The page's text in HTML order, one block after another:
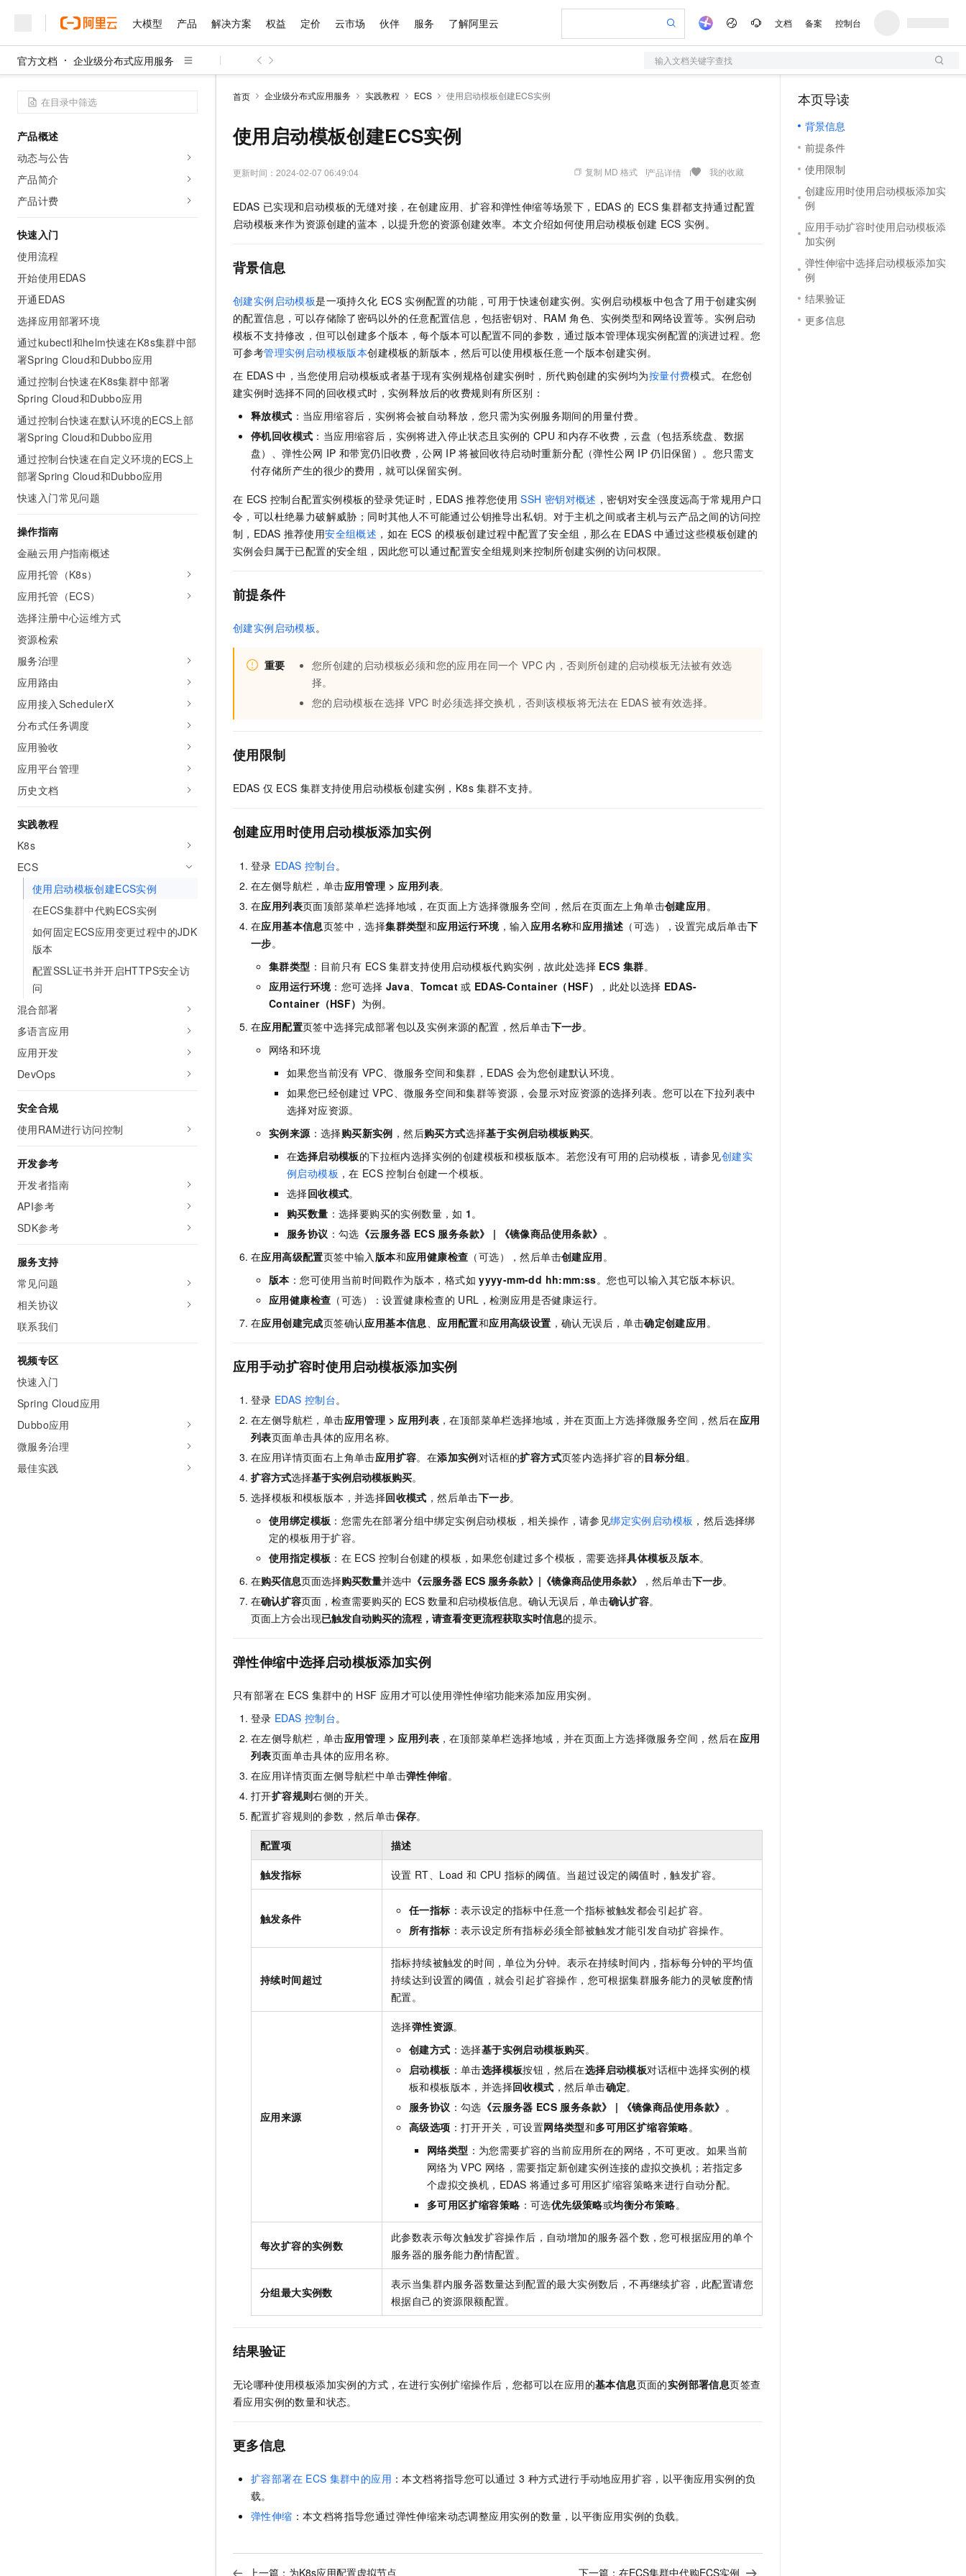
大模型 产品 解决方案 权益 定价 云市场 伙伴 服务 了解阿里云 文档 备案 控制台
官方文档 企业级分布式应用服务 输入文档关键字查找
产品概述
动态与公告
产品简介
产品计费
快速入门
使用流程
开始使用EDAS
开通EDAS
选择应用部署环境
通过kubectl和helm快速在K8s集群中部
署Spring Cloud和Dubbo应用
通过控制台快速在K8s集群中部署
Spring Cloud和Dubbo应用
通过控制台快速在默认环境的ECS上部
署Spring Cloud和Dubbo应用
通过控制台快速在自定义环境的ECS上
部署Spring Cloud和Dubbo应用
快速入门常见问题
操作指南
金融云用户指南概述
应用托管（K8s）
应用托管（ECS）
选择注册中心运维方式
资源检索
服务治理
应用路由
应用接入SchedulerX
分布式任务调度
应用验收
应用平台管理
历史文档
实践教程
K8s
ECS
使用启动模板创建ECS实例
在ECS集群中代购ECS实例
如何固定ECS应用变更过程中的JDK
版本
配置SSL证书并开启HTTPS安全访
问
混合部署
多语言应用
应用开发
DevOps
安全合规
使用RAM进行访问控制
开发参考
开发者指南
API参考
SDK参考
服务支持
常见问题
相关协议
联系我们
视频专区
快速入门
Spring Cloud应用
Dubbo应用
微服务治理
最佳实践
首页 企业级分布式应用服务 实践教程 ECS 使用启动模板创建ECS实例
使用启动模板创建ECS实例
更新时间： 2024-02-07 06:49:04 复制 MD 格式 产品详情 我的收藏
EDAS 已实现和启动模板的无缝对接，在创建应用、扩容和弹性伸缩等场景下，EDAS 的 ECS 集群都支持通过配置
启动模板来作为资源创建的蓝本，以提升您的资源创建效率。本文介绍如何使用启动模板创建 ECS 实例。
背景信息
创建实例启动模板是一项持久化 ECS 实例配置的功能，可用于快速创建实例。实例启动模板中包含了用于创建实例
的配置信息，可以存储除了密码以外的任意配置信息，包括密钥对、RAM 角色、实例类型和网络设置等。实例启动
模板不支持修改，但可以创建多个版本，每个版本可以配置不同的参数，通过版本管理体现实例配置的演进过程。您
可参考管理实例启动模板版本创建模板的新版本，然后可以使用模板任意一个版本创建实例。
在 EDAS 中，当您使用启动模板或者基于现有实例规格创建实例时，所代购创建的实例均为按量付费模式。在您创
建实例时选择不同的回收模式时，实例释放后的收费规则有所区别：
释放模式 ：当应用缩容后，实例将会被自动释放，您只需为实例服务期间的用量付费。
停机回收模式 ：当应用缩容后，实例将进入停止状态且实例的 CPU 和内存不收费，云盘（包括系统盘、数据
盘）、弹性公网 IP 和带宽仍旧收费，公网 IP 将被回收待启动时重新分配（弹性公网 IP 仍旧保留）。您只需支
付存储所产生的很少的费用，就可以保留实例。
在 ECS 控制台配置实例模板的登录凭证时，EDAS 推荐您使用 SSH 密钥对概述 ，密钥对安全强度远高于常规用户口
令，可以杜绝暴力破解威胁；同时其他人不可能通过公钥推导出私钥。对于主机之间或者主机与云产品之间的访问控
制，EDAS 推荐使用安全组概述 ，如在 ECS 的模板创建过程中配置了安全组，那么在 EDAS 中通过这些模板创建的
实例会归属于已配置的安全组，因此您可以通过配置安全组规则来控制所创建实例的访问权限。
前提条件
创建实例启动模板。
重要 您所创建的启动模板必须和您的应用在同一个 VPC 内，否则所创建的启动模板无法被有效选
择。
您的启动模板在选择 VPC 时必须选择交换机，否则该模板将无法在 EDAS 被有效选择。
使用限制
EDAS 仅 ECS 集群支持使用启动模板创建实例，K8s 集群不支持。
创建应用时使用启动模板添加实例
登录 EDAS 控制台。
在左侧导航栏，单击应用管理 > 应用列表。
在应用列表页面顶部菜单栏选择地域，在页面上方选择微服务空间，然后在页面左上角单击创建应用 。
在应用基本信息页签中，选择集群类型和应用运行环境，输入 应用名称和应用描述 （可选），设置完成后单击下
一步。
集群类型 ：目前只有 ECS 集群支持使用启动模板代购实例，故此处选择 ECS 集群。
应用运行环境：您可选择 Java Tomcat 或 EDAS-Container（HSF） ，此处以选择 EDAS-
Container（HSF） 为例。
在应用配置页签中选择完成部署包以及实例来源的配置，然后单击下一步。
网络和环境
如果您当前没有 VPC、微服务空间和集群，EDAS 会为您创建默认环境。
如果您已经创建过 VPC、微服务空间和集群等资源，会显示对应资源的选择列表。您可以在下拉列表中
选择对应资源。
实例来源 ：选择购买新实例 ，然后购买方式选择基于实例启动模板购买。
在选择启动模板的下拉框内选择实例的创建模板和模板版本。若您没有可用的启动模板，请参见创建实
例启动模板 ，在 ECS 控制台创建一个模板。
选择回收模式。
购买数量 ：选择要购买的实例数量，如 1 。
服务协议 ：勾选 《云服务器 ECS 服务条款》 | 《镜像商品使用条款》 。
在应用高级配置页签中输入 版本和应用健康检查 （可选），然后单击创建应用 。
版本 ：您可使用当前时间戳作为版本，格式如 yyyy-mm-dd hh:mm:ss。您也可以输入其它版本标识。
应用健康检查 （可选）：设置健康检查的 URL，检测应用是否健康运行。
在应用创建完成页签确认应用基本信息 应用配置和应用高级设置 ，确认无误后，单击确定创建应用 。
应用手动扩容时使用启动模板添加实例
登录 EDAS 控制台。
在左侧导航栏，单击应用管理 > 应用列表 ，在顶部菜单栏选择地域，并在页面上方选择微服务空间，然后在应用
列表页面单击具体的应用名称。
在应用详情页面右上角单击应用扩容。在添加实例对话框的扩容方式页签内选择扩容的目标分组 。
扩容方式选择基于实例启动模板购买。
选择模板和模板版本，并选择回收模式 ，然后单击下一步。
使用绑定模板 ：您需先在部署分组中绑定实例启动模板，相关操作，请参见绑定实例启动模板 ，然后选择绑
定的模板用于扩容。
使用指定模板 ：在 ECS 控制台创建的模板，如果您创建过多个模板，需要选择具体模板及版本。
在购买信息页面选择购买数量并选中 《云服务器 ECS 服务条款》|《镜像商品使用条款》 ，然后单击下一步。
在确认扩容页面，检查需要购买的 ECS 数量和启动模板信息。确认无误后，单击确认扩容。
页面上方会出现已触发自动购买的流程，请查看变更流程获取实时信息的提示。
弹性伸缩中选择启动模板添加实例
只有部署在 ECS 集群中的 HSF 应用才可以使用弹性伸缩功能来添加应用实例。
登录 EDAS 控制台。
在左侧导航栏，单击应用管理 > 应用列表 ，在顶部菜单栏选择地域，并在页面上方选择微服务空间，然后在应用
列表页面单击具体的应用名称。
在应用详情页面左侧导航栏中单击弹性伸缩。
打开扩容规则右侧的开关。
配置扩容规则的参数，然后单击保存。
配置项 描述
触发指标 设置 RT、Load 和 CPU 指标的阈值。当超过设定的阈值时，触发扩容。
触发条件
任一指标 ：表示设定的指标中任意一个指标被触发都会引起扩容。
所有指标 ：表示设定所有指标必须全部被触发才能引发自动扩容操作。
持续时间超过
指标持续被触发的时间，单位为分钟。表示在持续时间内，指标每分钟的平均值
持续达到设置的阈值，就会引起扩容操作，您可根据集群服务能力的灵敏度酌情
配置。
应用来源
选择弹性资源。
创建方式 ：选择基于实例启动模板购买。
启动模板 ：单击选择模板按钮，然后在选择启动模板对话框中选择实例的模
板和模板版本，并选择回收模式 ，然后单击确定。
服务协议 ：勾选 《云服务器 ECS 服务条款》 | 《镜像商品使用条款》 。
高级选项 ：打开开关，可设置网络类型和多可用区扩缩容策略。
网络类型 ：为您需要扩容的当前应用所在的网络，不可更改。如果当前
网络为 VPC 网络，需要指定新创建实例连接的虚拟交换机；若指定多
个虚拟交换机，EDAS 将通过多可用区扩缩容策略来进行自动分配。
多可用区扩缩容策略 ：可选优先级策略或均衡分布策略。
每次扩容的实例数
此参数表示每次触发扩容操作后，自动增加的服务器个数，您可根据应用的单个
服务器的服务能力酌情配置。
分组最大实例数
表示当集群内服务器数量达到配置的最大实例数后，不再继续扩容，此配置请您
根据自己的资源限额配置。
结果验证
无论哪种使用模板添加实例的方式，在进行实例扩缩操作后，您都可以在应用的基本信息页面的实例部署信息页签查
看应用实例的数量和状态。
更多信息
扩容部署在 ECS 集群中的应用 ：本文档将指导您可以通过 3 种方式进行手动地应用扩容，以平衡应用实例的负
载。
弹性伸缩 ：本文档将指导您通过弹性伸缩来动态调整应用实例的数量，以平衡应用实例的负载。
上一篇： 为K8s应用配置虚拟节点 下一篇： 在ECS集群中代购ECS实例
本页导读
背景信息
前提条件
使用限制
创建应用时使用启动模板添加实
例
应用手动扩容时使用启动模板添
加实例
弹性伸缩中选择启动模板添加实
例
结果验证
更多信息
大模型
千问AI平台
Qwen3.8-Max HOT
Qwen3.7-Plus
Qwen3-VL-Plus
视觉 Coding、空间感知、多模态思考等全面升级
Kimi-K3 NEW
GLM-5.2
1M上下文，专为长程任务能力而生
HappyHorse-1.1-T2V
Wan2.7-T2V
文戏情感细腻自然，动作戏激烈拳拳到肉，实现更强表演能力
语音识别与合成
Qwen3-TTS-Flash
Cosyvoice-V3-Flash
大模型服务
千问AI平台-Token Plan NEW
个人版上线、团队版降价；千问3.8-Max首发发尝鲜
千问AI平台-模型体验
在线体验全尺寸、多种模态的模型效果
Happy 系列大模型
新一代 AI 视频生成模型，深度适配广告营销等场景
AI 应用构建
大模型服务平台百炼-应用模版
丰富多元化的应用模版和解决方案
大模型服务平台百炼-智能体
灵活可视化地构建企业级 Agent
人工智能平台 PAI
AI Native 的算法工程平台，一站式完成建模、训练、推理服务部署
大模型原生应用
Qoder HOT
面向真实软件的智能体编程平台
万有无界
秒悟
云端极速 AI 应用创作平台
10 分钟在聊天系统中增加一个 AI 助手
在企业官网、通讯软件中为客户提供 AI 客服 多种方案随心选，轻松解锁专属 DeepSeek
产品
精选产品
容器
存储
网络与CDN
安全
中间件
数据库
大数据计算
媒体服务
企业服务与云通信
Serverless
开发工具
专有云
精选产品
大模型服务与应用平台
多元化、高性能、安全可靠的大模型服务
无影云电脑
随时随地安全接入的云上超级电脑
面向分析的企业级SaaS模式云数据仓库
提供智能易用的域名与建站服务
人工智能平台 PAI 大模型
一站式AI开发、训练和推理服务
提供一站式管理容器应用的 K8s 服务
全托管，含MySQL、PostgreSQL、SQL Server、MariaDB多引擎
Qoder
面向真实软件的智能体编程平台
云原生的云上边界网络安全防护产品
轻量应用服务器
数字证书管理服务（原SSL证书）
实现全站 HTTPS，呈现可信的 Web 访问
短信服务
大数据开发治理平台 DataWorks
Data Agent 驱动的一站式 Data+AI 开发治理平台
解决方案
精选解决方案
大数据
现代化应用
安全
网络
可观测
上云与迁云
企业出海
政企业务
精选解决方案
上传文档即自动完成翻译和格式还原
Hermes Agent，打造自进化智能体
自主进化，持久记忆，越用越聪明
5 分钟轻松部署专属 QwenPaw HOT
从聊天伙伴进化为能主动干活的本地数字员工
一键购买专属联机服务器，轻松开启游戏
高效搭建 AI 智能体与工作流应用
通过阿里云百炼高效搭建AI应用,助力高效开发
Agency Agents：拥有专属领域专家
HappyHorse 打造一站式影视创作平台
漫剧工坊：一站式动画创作平台
10 分钟搭建微信、支付宝小程序
高效部署网站，快速应用到小程序
权益 普惠上云
云服务器38元/年起，超值低价云产品抢先购
推荐新用户得奖励，单订单最高返9万
云工开物
高校专属算力普惠，学生认证享300元代金券
免费试用
最高领取价值200元试用点，立即开启云上创新
AI 产品 免费试用
1亿+ 大模型 tokens 和 30+ 款产品免费体验
140+云产品 免费试用
产品新客免费试用，最长12个月
大模型ACA认证体验
助力企业全员 AI 认知与能力提升
AI 特惠
至高享 1亿+免费 tokens，加速 Al 应用落地
Token Plan 模型订阅计划 NEW
Qwen3.8-Max 首发尝鲜，限时加量 10 倍，夜间低至2折
送.CN域名，送备案服务码
Night Plan 支持 Qwen 3.8-Max NEW
夜间 5 折，Qwen/Meoo/TokenPlan 客户专享
AI 场景体验
从图文生成到视频创作，一键激活电商全链路生产力
AI 广告创作
图文、视频一站生成，高效打造优质广告素材
AI助力短剧漫剧创作，剧本、分镜、视频高效生成
AI 办公
AI智能应用，一键激活高效办公新体验
智能客服
AI 活动
AI 生产力先锋
先锋实践拓展 AI 生产力的边界
飞天发布时刻
所见，即是所愿
AI 实训营
创新加速
覆盖90%+业务场景，专享组合折扣价
定价 产品定价
了解云产品的定价详情
云上成本管理
管理和优化成本
价格计算器
自助选配和估算价格
价格优势
配置报价器
阿里云 OPC 创新助力计划
Token 补贴，五大权
益加速 OPC 成功
云市场 精选商城
多端小程序
观测云
蓝凌 OA
畅捷通
Tableau 订阅
AI空中课堂在线直播课堂（旗舰版）
生态解决方案
行业生态解决方案
开发者生态解决方案
AI 开发和 AI 应用解决方案
数据与 API
手机三要素
OCR 文字识别
企业应用
CRM
OA 办公系统
财税管理
400电话
广告营销
基础软件
JAVA
Ubuntu
Red Hat
SUSE
建站小程序
模板建站
模板小程序
定制小程序
APP 开发
专业服务
公司注册
上云迁移
代维服务
伙伴 成为销售伙伴
咨询伙伴
销售伙伴合作计划
无影生态合作计划
Salesforce On Alibaba Cloud
AI 大模型销售与服务生态合作计划
成为产品伙伴
产品生态伙伴
产品伙伴合作计划
云网络合作计划
成为服务伙伴
服务生态伙伴
服务伙伴合作计划
Al MaaS 服务伙伴赋能合作
伙伴信用分合作计划
更多支持
合作伙伴培训与认证
查询合作伙伴
登录合作伙伴管理后台
服务 售前咨询
售后服务
自助服务
在线服务
工单服务
短信专区
企业增值服务
专家技术服务
企业成长
服务实践
阿里云认证
信息公告
官网公告
开发者社区
我要反馈
我要建议
我要投诉
了解阿里云 为什么选择阿里云
技术领先
分析师报告
AI 算法大赛
云开发大赛
入门学习赛
最佳实践
云上奥运之旅
看见新力量
市场活动
魔搭 ModelScope
高校合作
云工开物
科研合作
加入我们
校园招聘